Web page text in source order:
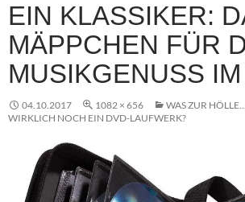
EIN KLASSIKER:
MÄPPCHEN FÜR
MUSIKGENUSS
04.10.2017 1082 × 656
WAS ZUR
WIRKLICH NOCH EIN DVD-LAUFWERK?